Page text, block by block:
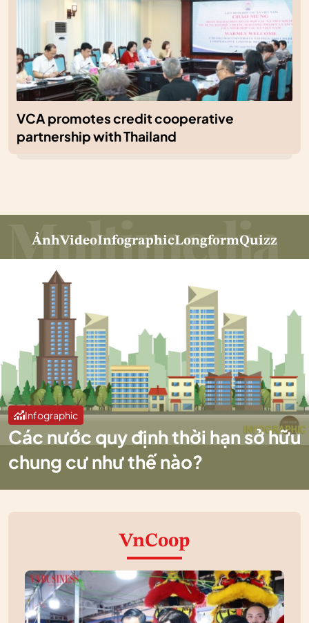
VCA promotes credit cooperative
partnership with Thailand
ẢnhVideoInfographicLongformQuizz
Infographic
Các nước quy định thời hạn sở hữu
chung cư như thế nào?
VnCoop